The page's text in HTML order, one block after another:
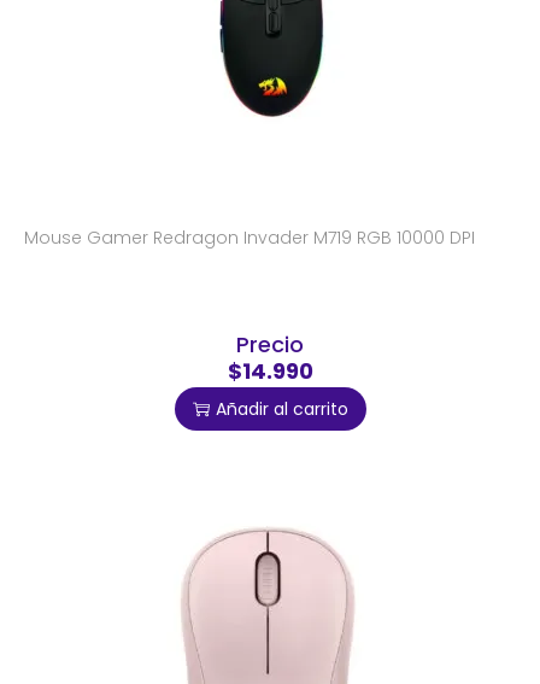
Mouse Gamer Redragon Invader M719 RGB 10000 DPI
Precio
$14.990
Añadir al carrito